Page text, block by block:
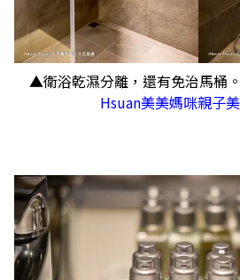
▲衛浴乾濕分離，還有免治馬桶
Hsuan美美媽咪親子